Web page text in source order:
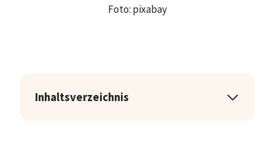
Foto: pixabay
Inhaltsverzeichnis